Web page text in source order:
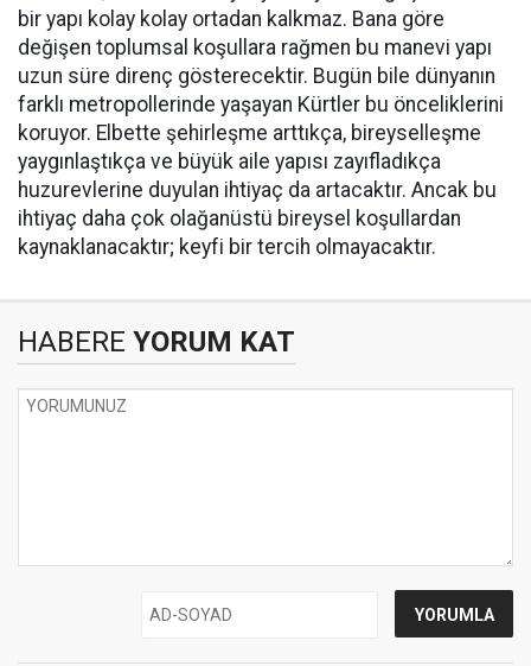
bir yapı kolay kolay ortadan kalkmaz. Bana göre
değişen toplumsal koşullara rağmen bu manevi yapı
uzun süre direnç gösterecektir. Bugün bile dünyanın
farklı metropollerinde yaşayan Kürtler bu önceliklerini
koruyor. Elbette şehirleşme arttıkça, bireyselleşme
yaygınlaştıkça ve büyük aile yapısı zayıfladıkça
huzurevlerine duyulan ihtiyaç da artacaktır. Ancak bu
ihtiyaç daha çok olağanüstü bireysel koşullardan
kaynaklanacaktır; keyfi bir tercih olmayacaktır.
HABERE YORUM KAT